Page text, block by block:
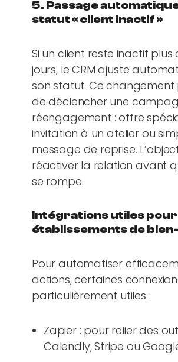
5. Passage
statut « client inactif »
Si un client reste inactif plus
jours, le CRM ajuste
son statut. Ce changement
de déclencher une
réengagement : offre
invitation à un atelier ou
message de reprise.
réactiver la relation avant
se rompe.
Intégrations utiles
établissements de
Pour automatiser
actions, certaines
particulièrement utiles :
Zapier : pour relier des
Calendly, Stripe ou